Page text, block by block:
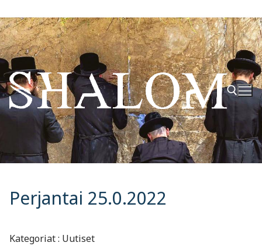
Hyppää
sisältöön
Hae:
Perjantai 25.0.2022
Kategoriat : Uutiset